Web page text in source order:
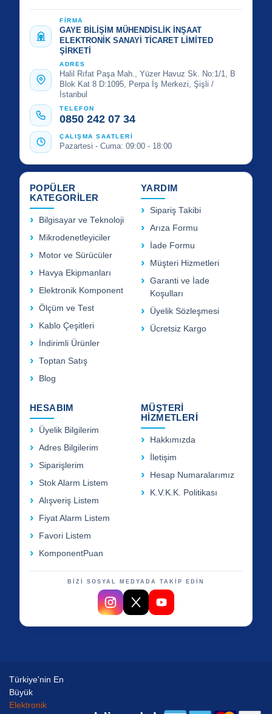
FİRMA
GAYE BİLİŞİM MÜHENDİSLİK İNŞAAT
ELEKTRONİK SANAYİ TİCARET LİMİTED
ŞİRKETİ
ADRES
Halil Rıfat Paşa Mah., Yüzer Havuz Sk. No:1/1, B
Blok Kat 8 D:1095, Perpa İş Merkezi, Şişli /
İstanbul
TELEFON
0850 242 07 34
ÇALIŞMA SAATLERİ
Pazartesi - Cuma: 09:00 - 18:00
POPÜLER
KATEGORİLER
Bilgisayar ve Teknoloji
Mikrodenetleyiciler
Motor ve Sürücüler
Havya Ekipmanları
Elektronik Komponent
Ölçüm ve Test
Kablo Çeşitleri
İndirimli Ürünler
Toptan Satış
Blog
YARDIM
Sipariş Takibi
Arıza Formu
İade Formu
Müşteri Hizmetleri
Garanti ve İade
Koşulları
Üyelik Sözleşmesi
Ücretsiz Kargo
HESABIM
Üyelik Bilgilerim
Adres Bilgilerim
Siparişlerim
Stok Alarm Listem
Alışveriş Listem
Fiyat Alarm Listem
Favori Listem
KomponentPuan
MÜŞTERİ
HİZMETLERİ
Hakkımızda
İletişim
Hesap Numaralarımız
K.V.K.K. Politikası
BİZİ SOSYAL MEDYADA TAKİP EDİN
Türkiye'nin En
Büyük
Elektronik